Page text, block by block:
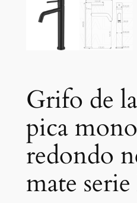
Grifo de
pica
redondo
mate